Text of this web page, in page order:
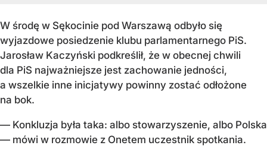
W środę w Sękocinie pod Warszawą odbyło się
wyjazdowe posiedzenie klubu parlamentarnego PiS.
Jarosław Kaczyński podkreślił, że w obecnej chwili
dla PiS najważniejsze jest zachowanie jedności,
a wszelkie inne inicjatywy powinny zostać odłożone
na bok.
— Konkluzja była taka: albo stowarzyszenie, albo Polska
— mówi w rozmowie z Onetem uczestnik spotkania.